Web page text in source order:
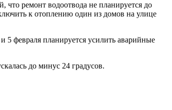
ремонт водоотвода не планируется до
к отоплению один из домов на улице
февраля планируется усилить аварийные
до минус 24 градусов.